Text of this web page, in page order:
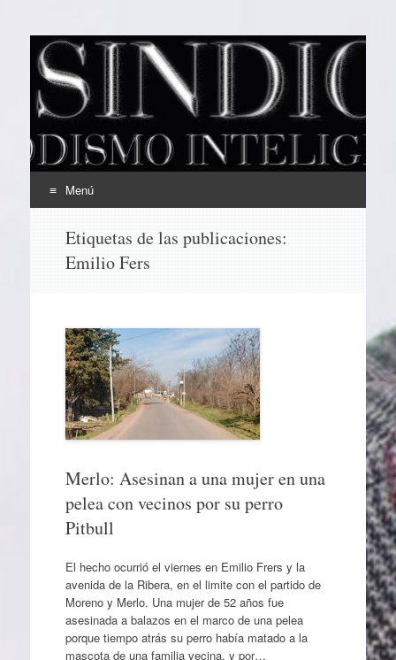
EL SINDICAL
Periodismo Inteligente
Menú
contenido
Etiquetas de las publicaciones:
Emilio Fers
Merlo: Asesinan a una mujer en una
pelea con vecinos por su perro
Pitbull
El hecho ocurrió el viernes en Emilio Frers y la
avenida de la Ribera, en el limite con el partido de
Moreno y Merlo. Una mujer de 52 años fue
asesinada a balazos en el marco de una pelea
porque tiempo atrás su perro había matado a la
mascota de una familia vecina, y por…